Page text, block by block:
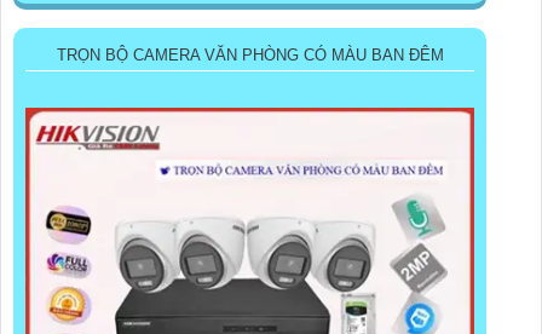
TRỌN BỘ CAMERA VĂN PHÒNG CÓ MÀU BAN ĐÊM